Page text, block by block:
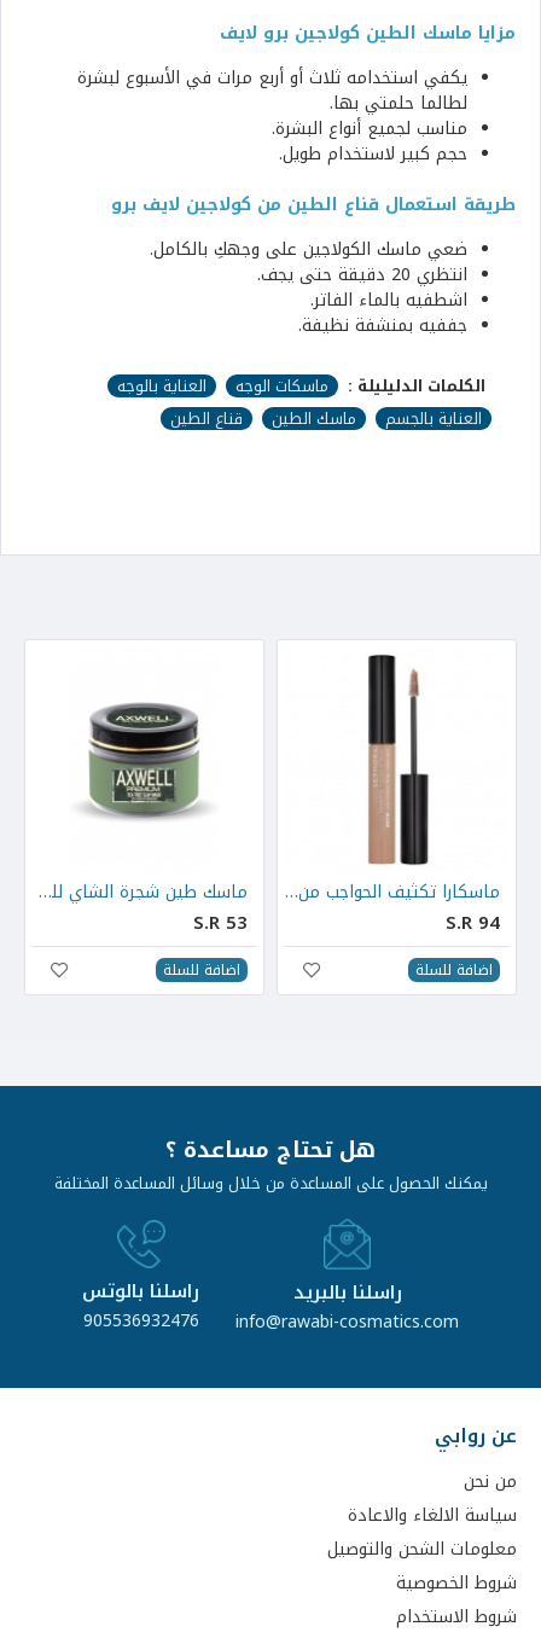
مزايا ماسك الطين كولاجين برو لايف
يكفي استخدامه ثلاث أو أربع مرات في الأسبوع لبشرة
لطالما حلمتي بها.
مناسب لجميع أنواع البشرة.
حجم كبير لاستخدام طويل.
طريقة استعمال قناع الطين من كولاجين لايف برو
ضعي ماسك الكولاجين على وجهكِ بالكامل.
انتظري 20 دقيقة حتى يجف.
اشطفيه بالماء الفاتر.
جففيه بمنشفة نظيفة.
الكلمات الدليليلة : ماسكات الوجه
العناية بالوجه
العناية بالجسم
ماسك الطين قناع الطين
ماسكارا تكثيف الحواجب من سيفورا
S.R 94
اضافة للسلة
ماسك طين شجرة الشاي للوجه 100 مل
S.R 53
اضافة للسلة
هل تحتاج مساعدة ؟
يمكنك الحصول على المساعدة من خلال وسائل المساعدة المختلفة
راسلنا بالبريد
info@rawabi-cosmatics.com
راسلنا بالوتس
905536932476
عن روابي
من نحن
سياسة الالغاء والاعادة
معلومات الشحن والتوصيل
شروط الخصوصية
شروط الاستخدام